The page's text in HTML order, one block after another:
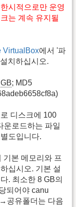
시적으로만 운영
는 계속 유지될
VirtualBox에서 '파
치하십시오.
GB; MD5
디스크에 100
운로드하는 파일
도입니다.
본 메모리와 프
십시오. 기본 설
. 최소한 8 GB의
되어야 canu
공유폴더는 다음